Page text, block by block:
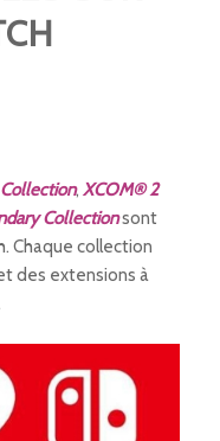
, XCOM® 2
Collectionsont
Chaque collection
des extensions à